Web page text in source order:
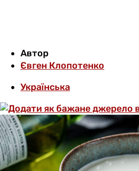
Автор
Євген Клопотенко
Українська